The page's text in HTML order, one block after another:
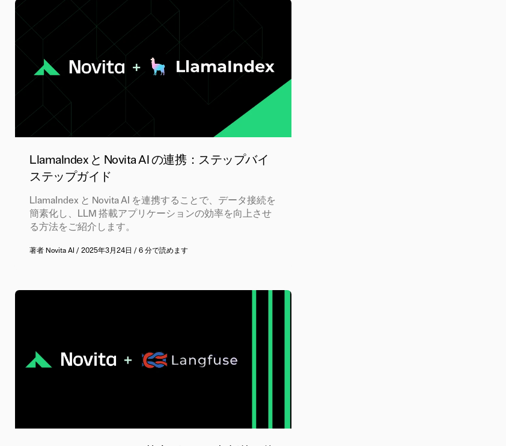
LlamaIndex と Novita AI の連携：ステップバイ
ステップガイド
LlamaIndex と Novita AI を連携することで、データ接続を
簡素化し、LLM 搭載アプリケーションの効率を向上させ
る方法をご紹介します。
著者 Novita AI / 2025年3月24日 / 6 分で読めます